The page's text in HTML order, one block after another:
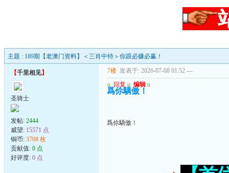
主题 : 189期【老澳门资料】＜三肖中特＞你跟必赚必赢！
【千里相见】
圣骑士
发帖: 2444
威望: 15571 点
铜币: 3708 枚
贡献值: 0 点
好评度: 0 点
7楼 发表于: 2026-07-08 01:52 ---
u 回复 u 编辑 u
爲伱驕傲！
爲伱驕傲！